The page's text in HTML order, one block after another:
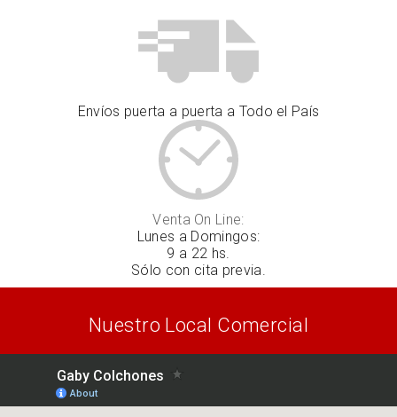
Envíos puerta a puerta a Todo el País
Venta On Line:
Lunes a Domingos:
9 a 22 hs.
Sólo con cita previa.
Nuestro Local Comercial